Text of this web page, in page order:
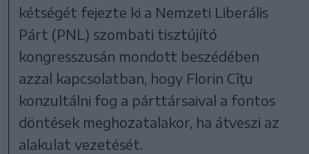
kétségét fejezte ki a Nemzeti Liberális
Párt (PNL) szombati tisztújító
kongresszusán mondott beszédében
azzal kapcsolatban, hogy Florin Cîţu
konzultálni fog a párttársaival a fontos
döntések meghozatalakor, ha átveszi az
alakulat vezetését.